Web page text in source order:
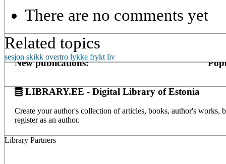
There are no comments yet
Related topics
sesjon skikk overtro lykke frykt liv
New publications:
LIBRARY.EE - Digital Library of Estonia
Create your author's collection of articles, books, author's
register as an author.
Library Partners